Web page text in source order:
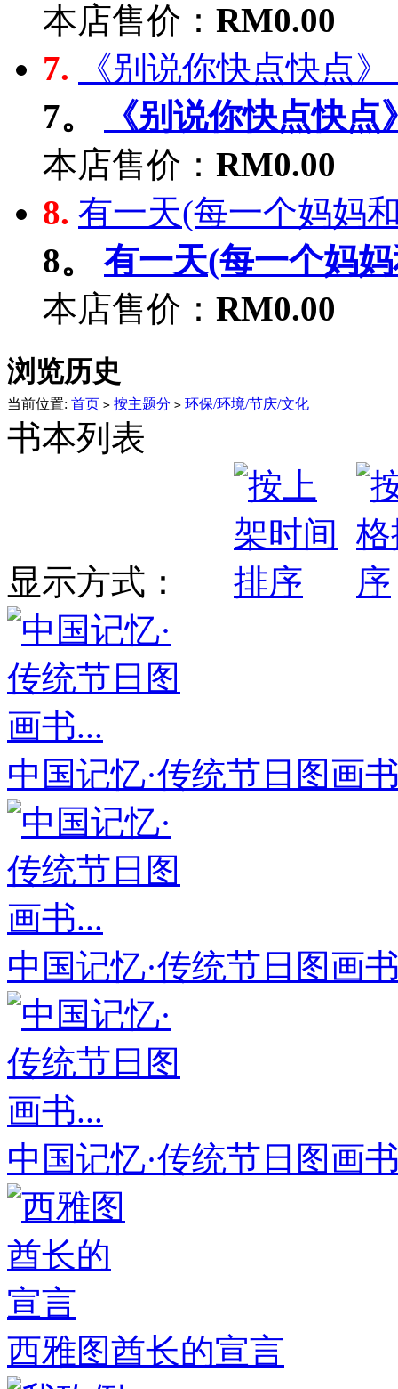
本店售价： RM0.00
7.
《别说你快点快点
7。
《别说你快点快点
本店售价： RM0.00
8. 有一天(每一个妈妈
8。
有一天(每一个妈
本店售价： RM0.00
浏览历史
当前位置: 首页 > 按主题分 > 环保/环境/节庆/文化
书本列表
显示方式：
中国记忆·传统节日图画
中国记忆·传统节日图画
中国记忆·传统节日图画
西雅图酋长的宣言